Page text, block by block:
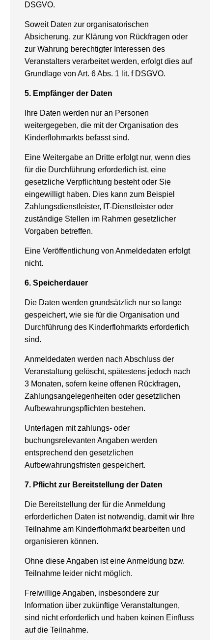
DSGVO.
Soweit Daten zur organisatorischen
Absicherung, zur Klärung von Rückfragen oder
zur Wahrung berechtigter Interessen des
Veranstalters verarbeitet werden, erfolgt dies auf
Grundlage von Art. 6 Abs. 1 lit. f DSGVO.
5. Empfänger der Daten
Ihre Daten werden nur an Personen
weitergegeben, die mit der Organisation des
Kinderflohmarkts befasst sind.
Eine Weitergabe an Dritte erfolgt nur, wenn dies
für die Durchführung erforderlich ist, eine
gesetzliche Verpflichtung besteht oder Sie
eingewilligt haben. Dies kann zum Beispiel
Zahlungsdienstleister, IT-Dienstleister oder
zuständige Stellen im Rahmen gesetzlicher
Vorgaben betreffen.
Eine Veröffentlichung von Anmeldedaten erfolgt
nicht.
6. Speicherdauer
Die Daten werden grundsätzlich nur so lange
gespeichert, wie sie für die Organisation und
Durchführung des Kinderflohmarkts erforderlich
sind.
Anmeldedaten werden nach Abschluss der
Veranstaltung gelöscht, spätestens jedoch nach
3 Monaten, sofern keine offenen Rückfragen,
Zahlungsangelegenheiten oder gesetzlichen
Aufbewahrungspflichten bestehen.
Unterlagen mit zahlungs- oder
buchungsrelevanten Angaben werden
entsprechend den gesetzlichen
Aufbewahrungsfristen gespeichert.
7. Pflicht zur Bereitstellung der Daten
Die Bereitstellung der für die Anmeldung
erforderlichen Daten ist notwendig, damit wir Ihre
Teilnahme am Kinderflohmarkt bearbeiten und
organisieren können.
Ohne diese Angaben ist eine Anmeldung bzw.
Teilnahme leider nicht möglich.
Freiwillige Angaben, insbesondere zur
Information über zukünftige Veranstaltungen,
sind nicht erforderlich und haben keinen Einfluss
auf die Teilnahme.